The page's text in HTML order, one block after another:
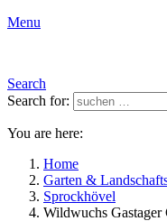
Menu
Search
Search for:
You are here:
Home
Garten &
Sprockhövel
Wildwuchs Gastager